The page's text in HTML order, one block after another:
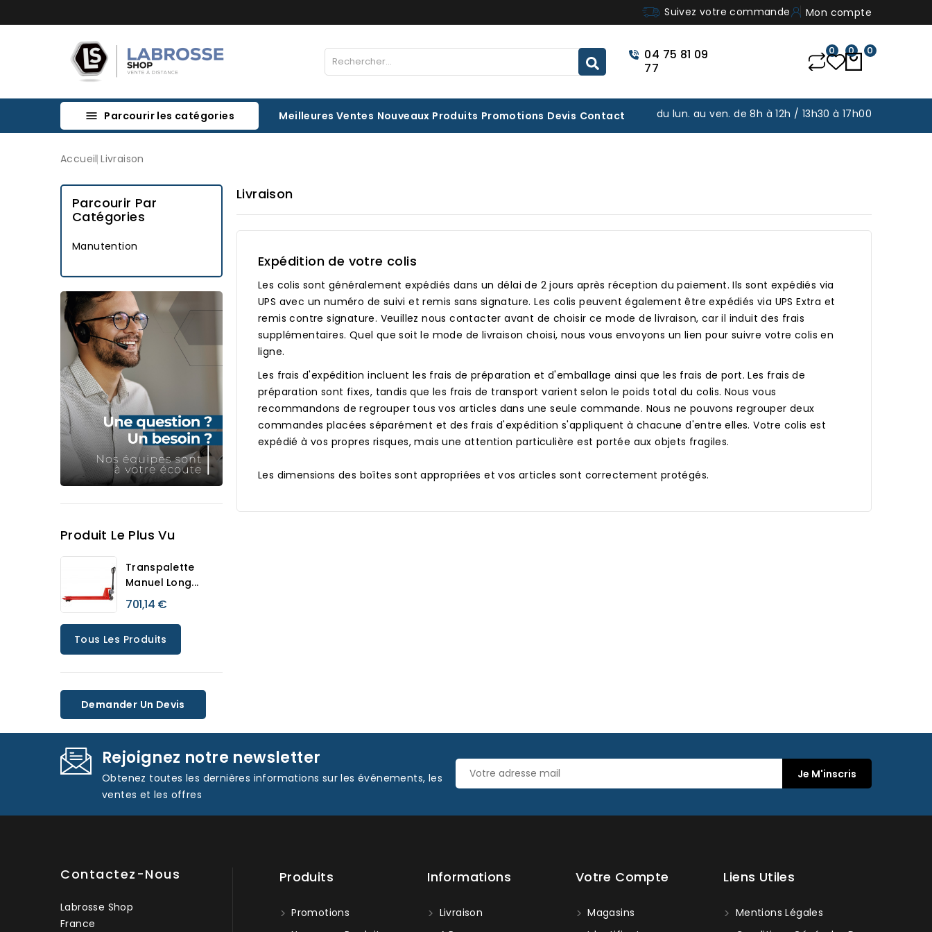
Suivez votre commande Mon compte
04 75 81 09
77
0 0 0
 Parcourir les catégories Meilleures Ventes Nouveaux Produits Promotions Devis Contact du lun. au ven. de 8h à 12h / 13h30 à 17h00
Accueil Livraison
Parcourir Par
Catégories
Manutention
Produit Le Plus Vu
Transpalette
Manuel Long...
701,14 €
Tous Les Produits
Demander Un Devis
Livraison
Expédition de votre colis
Les colis sont généralement expédiés dans un délai de 2 jours après réception du paiement. Ils sont expédiés via
UPS avec un numéro de suivi et remis sans signature. Les colis peuvent également être expédiés via UPS Extra et
remis contre signature. Veuillez nous contacter avant de choisir ce mode de livraison, car il induit des frais
supplémentaires. Quel que soit le mode de livraison choisi, nous vous envoyons un lien pour suivre votre colis en
ligne.
Les frais d'expédition incluent les frais de préparation et d'emballage ainsi que les frais de port. Les frais de
préparation sont fixes, tandis que les frais de transport varient selon le poids total du colis. Nous vous
recommandons de regrouper tous vos articles dans une seule commande. Nous ne pouvons regrouper deux
commandes placées séparément et des frais d'expédition s'appliquent à chacune d'entre elles. Votre colis est
expédié à vos propres risques, mais une attention particulière est portée aux objets fragiles.
Les dimensions des boîtes sont appropriées et vos articles sont correctement protégés.
Rejoignez notre newsletter
Obtenez toutes les dernières informations sur les événements, les
ventes et les offres
Contactez-Nous
Labrosse Shop
France
Produits
Promotions
Informations
Livraison
Votre Compte
Magasins
Liens Utiles
Mentions Légales